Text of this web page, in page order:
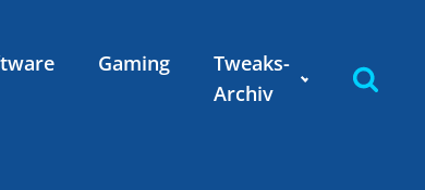
Gaming
Tweaks-
Archiv